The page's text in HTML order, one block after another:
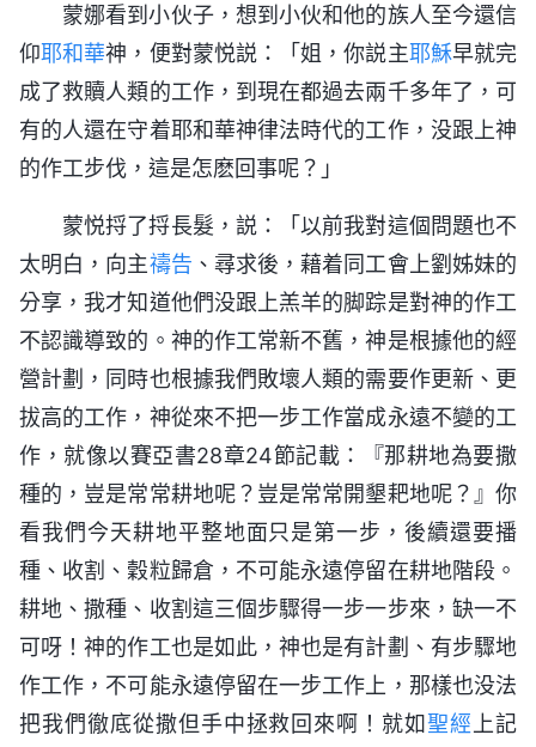
蒙娜看到小伙子，想到小伙和他的族人至今還信
仰耶和華神，便對蒙悦説：「姐，你説主耶穌早就完
成了救贖人類的工作，到現在都過去兩千多年了，可
有的人還在守着耶和華神律法時代的工作，没跟上神
的作工步伐，這是怎麽回事呢？」
蒙悦捋了捋長髮，説：「以前我對這個問題也不
太明白，向主禱告 、尋求後，藉着同工會上劉姊妹的
分享，我才知道他們没跟上羔羊的脚踪是對神的作工
不認識導致的。神的作工常新不舊，神是根據他的經
營計劃，同時也根據我們敗壞人類的需要作更新、更
拔高的工作，神從來不把一步工作當成永遠不變的工
作，就像以賽亞書28章24節記載：『那耕地為要撒
種的，豈是常常耕地呢？豈是常常開墾耙地呢？』你
看我們今天耕地平整地面只是第一步，後續還要播
種、收割、穀粒歸倉，不可能永遠停留在耕地階段。
耕地、撒種、收割這三個步驟得一步一步來，缺一不
可呀！神的作工也是如此，神也是有計劃、有步驟地
作工作，不可能永遠停留在一步工作上，那樣也没法
把我們徹底從撒但手中拯救回來啊！就如聖經 上記